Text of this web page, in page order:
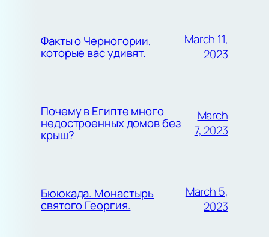
Факты о Черногории,
которые вас удивят.
March 11,
2023
Почему в Египте много
недостроенных домов без
крыш?
March
7, 2023
Бююкада. Монастырь
святого Георгия.
March 5,
2023